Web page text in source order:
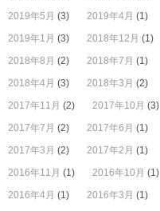
2019年5月 (3) 2019年4月 (1)
2019年1月 (3) 2018年12月 (1)
2018年8月 (2) 2018年7月 (1)
2018年4月 (3) 2018年3月 (2)
2017年11月 (2) 2017年10月 (3)
2017年7月 (2) 2017年6月 (1)
2017年3月 (2) 2017年2月 (1)
2016年11月 (1) 2016年10月 (1)
2016年4月 (1) 2016年3月 (1)